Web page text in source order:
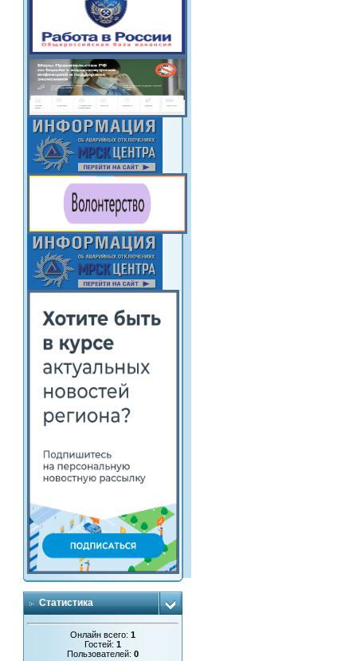
Статистика
Онлайн всего:1
Гостей:1
Пользователей:0